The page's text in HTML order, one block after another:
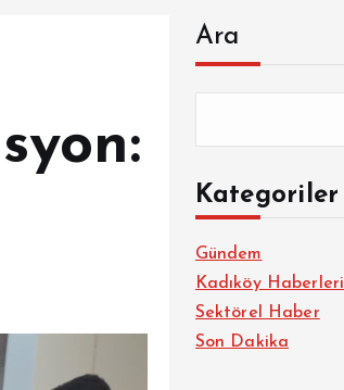
Ara
Kategoriler
Gündem
Kadıköy Haberleri
Sektörel Haber
Son Dakika